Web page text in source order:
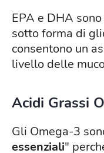
EPA e DHA
sotto forma di
consentono un
livello delle
Acidi Grassi
Gli Omega-3
essenziali"